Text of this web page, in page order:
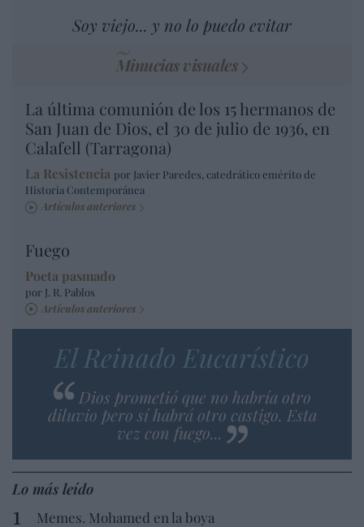
Soy viejo... y no lo puedo evitar
Minucias visuales
La última comunión de los 15 hermanos de
San Juan de Dios, el 30 de julio de 1936, en
Calafell (Tarragona)
La Resistencia por Javier Paredes, catedrático emérito de
Historia Contemporánea
Artículos anteriores
Fuego
Poeta pasmado
por J. R. Pablos
Artículos anteriores
El Reinado Eucarístico
Dios prometió que no habría otro
diluvio pero sí habrá otro castigo. Esta
vez con fuego...
Lo más leído
Memes. Mohamed en la boya